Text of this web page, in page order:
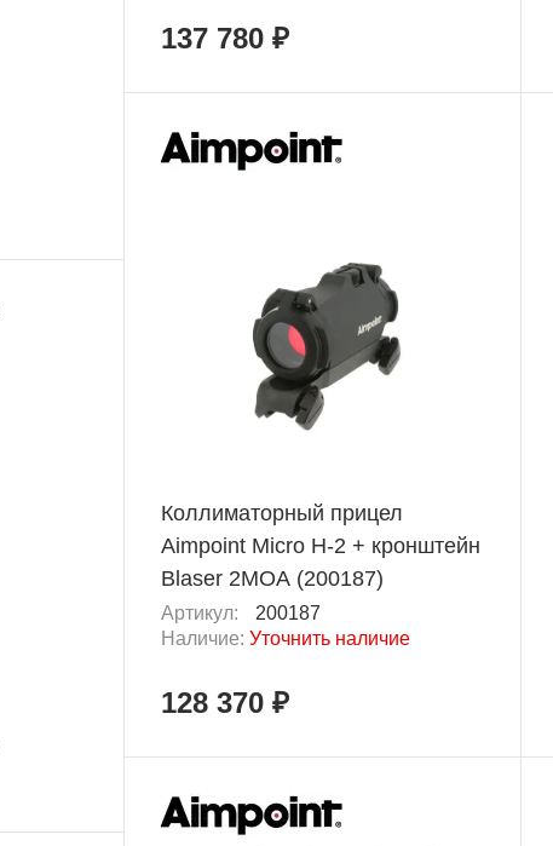
137 780 ₽
Коллиматорный прицел
Aimpoint Micro H-2 + кронштейн
Blaser 2MOA (200187)
Артикул:
200187
Наличие: Уточнить наличие
128 370 ₽